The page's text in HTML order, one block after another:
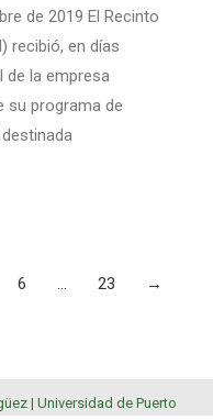
de 2019 El Recinto
recibió, en días
de la empresa
su programa de
6 … 23 →
| Universidad de Puerto